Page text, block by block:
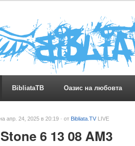
BibliataTB Оазис на любовта
апр. 24, 2025 в 20:19 · от Bibliata.TV LIVE
6 13 08 AM3